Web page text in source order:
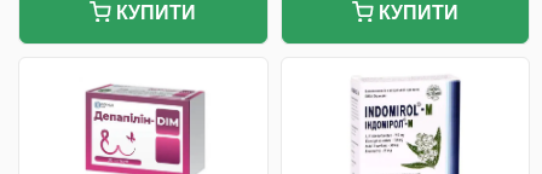
КУПИТИ КУПИТИ